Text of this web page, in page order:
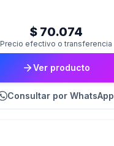
$ 70.074
Precio efectivo o transferencia
Ver producto
Consultar por WhatsApp